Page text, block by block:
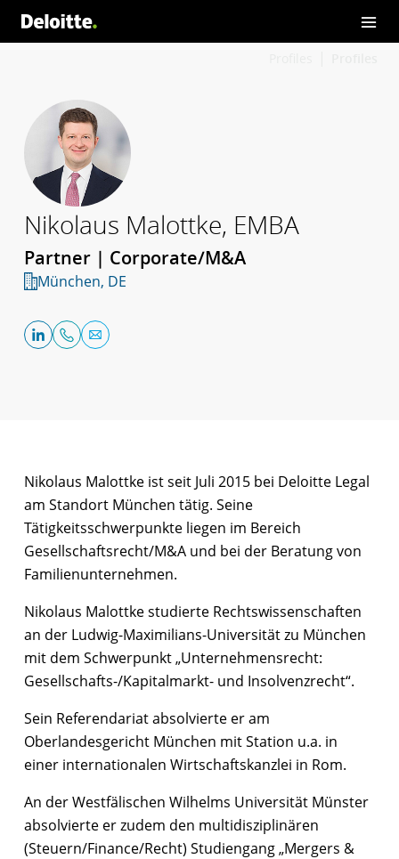
Nikolaus Malottke, EMBA
Partner | Corporate/M&A
München, DE
Nikolaus Malottke ist seit Juli 2015 bei Deloitte Legal
am Standort München tätig. Seine
Tätigkeitsschwerpunkte liegen im Bereich
Gesellschaftsrecht/M&A und bei der Beratung von
Familienunternehmen.
Nikolaus Malottke studierte Rechtswissenschaften
an der Ludwig-Maximilians-Universität zu München
mit dem Schwerpunkt „Unternehmensrecht:
Gesellschafts-/Kapitalmarkt- und Insolvenzrecht“.
Sein Referendariat absolvierte er am
Oberlandesgericht München mit Station u.a. in
einer internationalen Wirtschaftskanzlei in Rom.
An der Westfälischen Wilhelms Universität Münster
absolvierte er zudem den multidisziplinären
(Steuern/Finance/Recht) Studiengang „Mergers &